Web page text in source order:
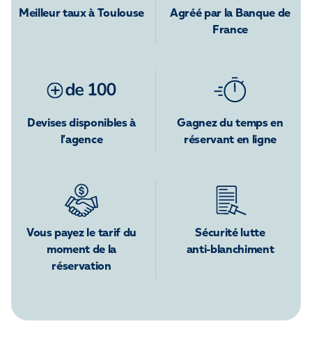
Meilleur taux à Toulouse
Agréé par la Banque de
France
Devises disponibles à
l’agence
Gagnez du temps en
réservant en ligne
Vous payez le tarif du
moment de la
réservation
Sécurité lutte
anti-blanchiment